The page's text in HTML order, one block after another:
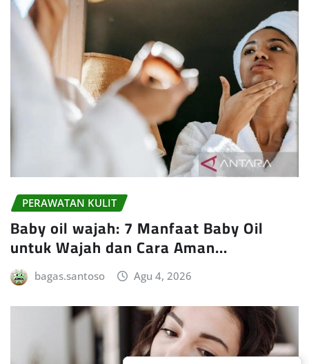
PERAWATAN KULIT
Baby oil wajah: 7 Manfaat Baby Oil
untuk Wajah dan Cara Aman…
bagas.santoso Agu 4, 2026